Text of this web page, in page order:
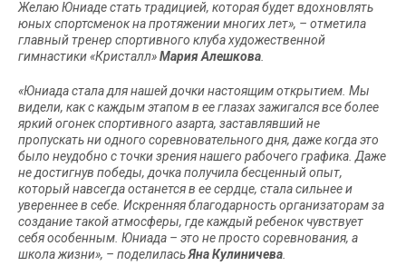
Желаю Юниаде стать традицией, которая будет вдохновлять
юных спортсменок на протяжении многих лет», – отметила
главный тренер спортивного клуба художественной
гимнастики «Кристалл»Мария Алешкова
«Юниада стала для нашей дочки настоящим открытием. Мы
видели, как с каждым этапом в ее глазах зажигался все более
яркий огонек спортивного азарта, заставлявший не
пропускать ни одного соревновательного дня, даже когда это
было неудобно с точки зрения нашего рабочего графика. Даже
не достигнув победы, дочка получила бесценный опыт,
который навсегда останется в ее сердце, стала сильнее и
увереннее в себе. Искренняя благодарность организаторам за
создание такой атмосферы, где каждый ребенок чувствует
себя особенным. Юниада – это не просто соревнования, а
школа жизни», – поделиласьЯна Кулиничева